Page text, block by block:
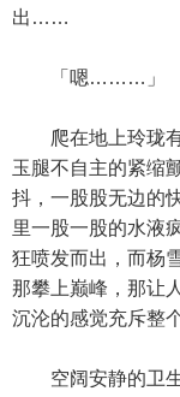
出……
「嗯………」
爬在地上玲珑有
玉腿不自主的紧缩
抖，一股股无边的
里一股一股的水液
狂喷发而出，而杨
那攀上巅峰，那让人
沉沦的感觉充斥整
空阔安静的卫生